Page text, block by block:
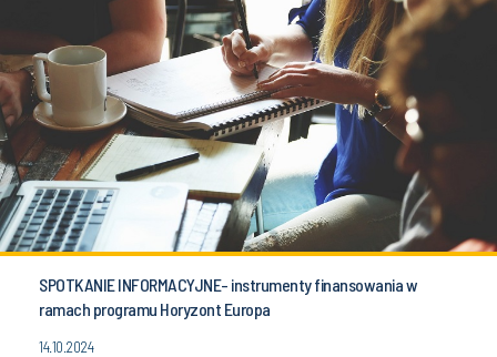
SPOTKANIE INFORMACYJNE- instrumenty finansowania w
ramach programu Horyzont Europa
14.10.2024